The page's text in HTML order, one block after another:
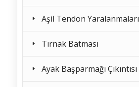
Aşil Tendon Yaralanmaları
Tırnak Batması
Ayak Başparmağı Çıkıntısı